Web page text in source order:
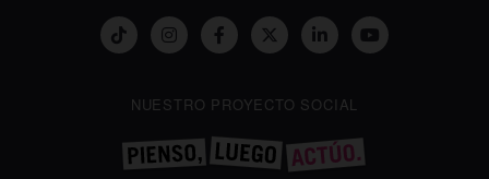
NUESTRO PROYECTO SOCIAL